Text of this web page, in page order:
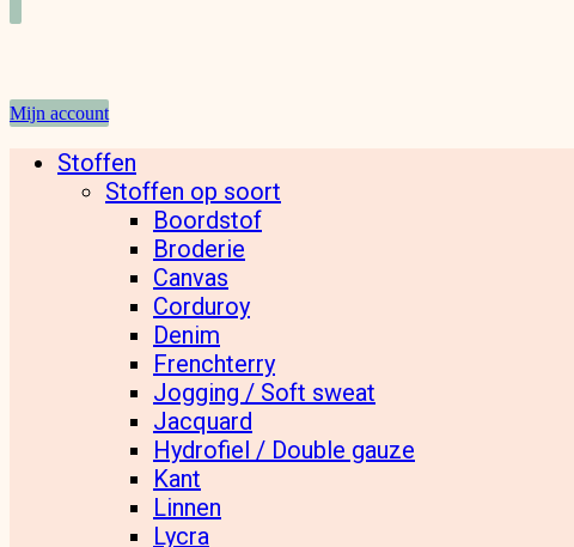
Mijn account
Stoffen
Stoffen op soort
Boordstof
Broderie
Canvas
Corduroy
Denim
Frenchterry
Jogging / Soft sweat
Jacquard
Hydrofiel / Double gauze
Kant
Linnen
Lycra